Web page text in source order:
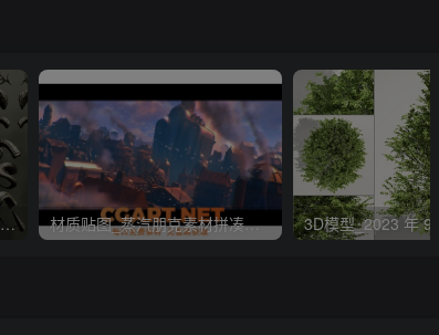
CG模型_Artstation – 含 60 个角、鹿角、褶边、角座，包含即时材质以及矢量置换贴图相关内容_CGART 模型下载 材质贴图_蒸汽朋克素材拼凑套件 + 用于概念设计及游戏的纹理_CGART